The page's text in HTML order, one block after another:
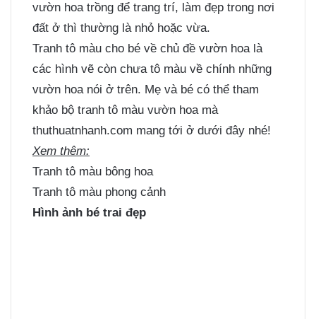
vườn hoa trồng để trang trí, làm đẹp trong nơi
đất ở thì thường là nhỏ hoặc vừa.
Tranh tô màu cho bé về chủ đề vườn hoa là
các hình vẽ còn chưa tô màu về chính những
vườn hoa nói ở trên. Mẹ và bé có thể tham
khảo bộ tranh tô màu vườn hoa mà
thuthuatnhanh.com mang tới ở dưới đây nhé!
Xem thêm:
Tranh tô màu bông hoa
Tranh tô màu phong cảnh
Hình ảnh bé trai đẹp